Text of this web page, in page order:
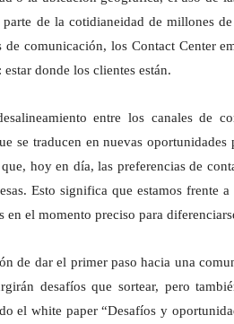
de la cotidianeidad de millones
de comunicación, los Contact Center
donde los clientes están.
entre los canales de
se traducen en nuevas
hoy en día, las preferencias de
Esto significa que estamos frente
en el momento preciso para
de dar el primer paso hacia una
desafíos que sortear, pero
el white paper “Desafíos y